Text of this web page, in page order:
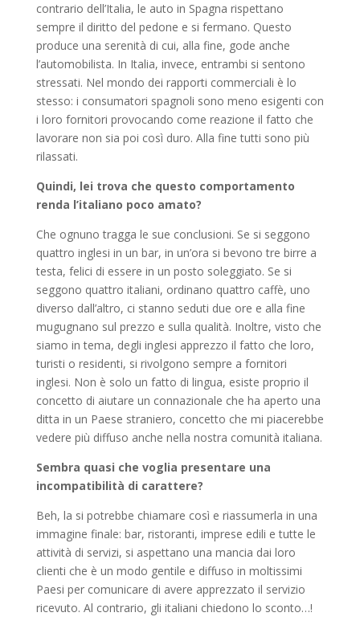
contrario dell’Italia, le auto in Spagna rispettano
sempre il diritto del pedone e si fermano. Questo
produce una serenità di cui, alla fine, gode anche
l’automobilista. In Italia, invece, entrambi si sentono
stressati. Nel mondo dei rapporti commerciali è lo
stesso: i consumatori spagnoli sono meno esigenti con
i loro fornitori provocando come reazione il fatto che
lavorare non sia poi così duro. Alla fine tutti sono più
rilassati.
Quindi, lei trova che questo comportamento
renda l’italiano poco amato?
Che ognuno tragga le sue conclusioni. Se si seggono
quattro inglesi in un bar, in un’ora si bevono tre birre a
testa, felici di essere in un posto soleggiato. Se si
seggono quattro italiani, ordinano quattro caffè, uno
diverso dall’altro, ci stanno seduti due ore e alla fine
mugugnano sul prezzo e sulla qualità. Inoltre, visto che
siamo in tema, degli inglesi apprezzo il fatto che loro,
turisti o residenti, si rivolgono sempre a fornitori
inglesi. Non è solo un fatto di lingua, esiste proprio il
concetto di aiutare un connazionale che ha aperto una
ditta in un Paese straniero, concetto che mi piacerebbe
vedere più diffuso anche nella nostra comunità italiana.
Sembra quasi che voglia presentare una
incompatibilità di carattere?
Beh, la si potrebbe chiamare così e riassumerla in una
immagine finale: bar, ristoranti, imprese edili e tutte le
attività di servizi, si aspettano una mancia dai loro
clienti che è un modo gentile e diffuso in moltissimi
Paesi per comunicare di avere apprezzato il servizio
ricevuto. Al contrario, gli italiani chiedono lo sconto…!